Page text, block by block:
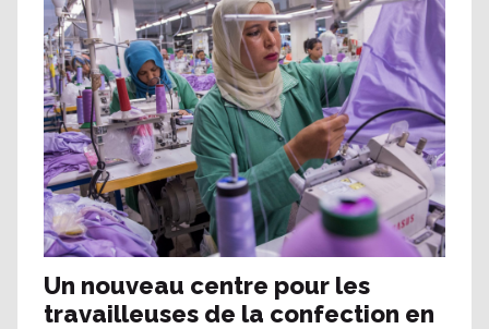
Un nouveau centre pour les
travailleuses de la confection en